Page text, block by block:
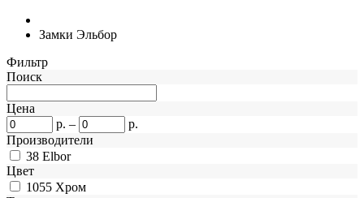
Замки Эльбор
Фильтр
Поиск
Цена
р. –
р.
Производители
38 Elbor
Цвет
1055 Хром